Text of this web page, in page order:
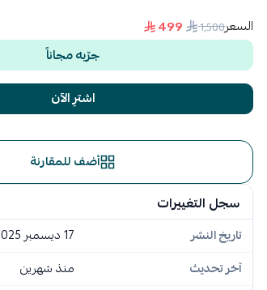
السعر1٬500
499
جرّبه مجاناً
اشترِ الآن
أضف للمقارنة
سجل التغييرات
تاريخ النشر
17 ديسمبر 2025
آخر تحديث
منذ شهرين